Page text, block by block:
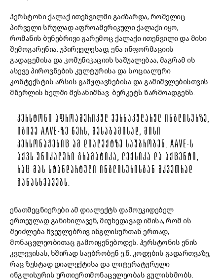
ჰერსტონი ქალაქ ითენვილში გაიზარდა, რომელიც
პირველი სრულად აფროამერიკული ქალაქი იყო,
რომანის ბუნებრივი გარემოც ქალაქი ითენვილი და მისი
შემოგარენია. უპირველესად, ენა ინფორმაციის
გადაცემისა და კომუნიკაციის საშუალებაა, მაგრამ ის
ასევე პიროვნების კულტურისა და სოციალური
კონტექსტის არსის გამჟღავნებისა და გაშიშვლებისთვის
მწერლის ხელში შესანიშნავ ბერკეტს წარმოადგენს.
ᲰᲔᲠᲡᲢᲝᲜᲘ ᲐᲤᲠᲝᲐᲛᲔᲠᲘᲙᲣᲚ ᲕᲔᲠᲜᲐᲙᲣᲚᲐᲠᲣᲚ ᲘᲜᲒᲚᲘᲡᲣᲠᲖᲔ,
ᲘᲒᲘᲕᲔ AAVE-ᲖᲔ ᲬᲔᲠᲡ, ᲨᲔᲡᲐᲑᲐᲛᲘᲡᲐᲓ, ᲛᲘᲡᲘ
ᲞᲔᲠᲡᲝᲜᲐᲟᲔᲑᲘᲪ ᲐᲛ ᲓᲘᲐᲚᲔᲥᲢᲖᲔ ᲡᲐᲣᲑᲠᲝᲑᲔᲜ. AAVE-Ს
ᲐᲥᲕᲡ ᲣᲜᲘᲙᲐᲚᲣᲠᲘ ᲒᲠᲐᲛᲐᲢᲘᲙᲐ, ᲚᲔᲥᲡᲘᲙᲐ ᲓᲐ ᲐᲥᲪᲔᲜᲢᲘ,
ᲠᲐᲪ ᲛᲐᲡ ᲡᲢᲐᲜᲓᲐᲠᲢᲣᲚᲘ ᲘᲜᲒᲚᲘᲡᲣᲠᲘᲡᲒᲐᲜ ᲛᲙᲕᲔᲗᲠᲐᲓ
ᲒᲐᲜᲐᲡᲮᲕᲐᲕᲔᲑᲡ.
ენათმეცნიერები ამ დიალექტს დამოუკიდებელ
ერთეულად განიხილავენ, მიუხედავად იმისა, რომ ის
შეიძლება ჩვეულებრივ ინგლისურთან ერთად,
მონაცვლეობითაც გამოიყენებოდეს. ჰერსტონის ენის
კვლევისას, ხშირად საუბრობენ ე.წ. კოდების გადართვაზე,
რაც ზუსტად დიალექტისა და ლიტერატურული
ინგლისურის ურთიერთმონაცვლეობას გულისხმობს.